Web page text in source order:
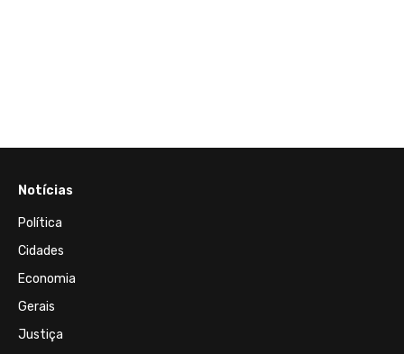
Notícias
Política
Cidades
Economia
Gerais
Justiça